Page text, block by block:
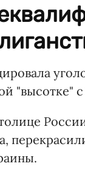
"высотке"